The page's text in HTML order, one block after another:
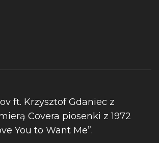
ft. Krzysztof Gdaniec z
Covera piosenki z 1972
You to Want Me”.